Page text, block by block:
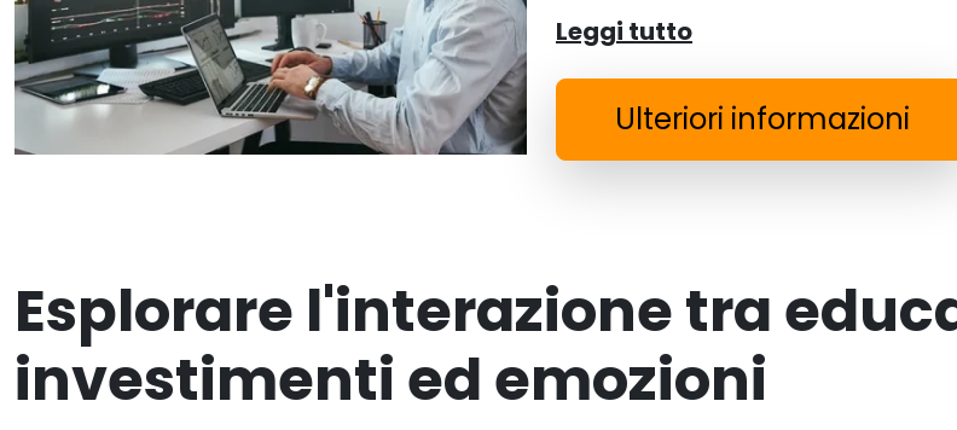
Leggi tutto
Ulteriori informazioni
Esplorare l'interazione tra
investimenti ed emozioni